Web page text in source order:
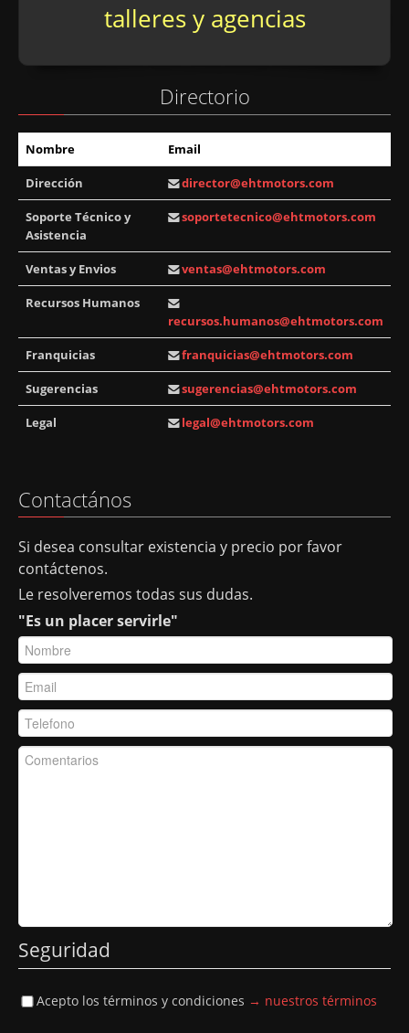
talleres y agencias
Directorio
Nombre Email
Dirección director@ehtmotors.com
Soporte Técnico y
Asistencia
soportetecnico@ehtmotors.com
Ventas y Envios ventas@ehtmotors.com
Recursos Humanos
recursos.humanos@ehtmotors.com
Franquicias franquicias@ehtmotors.com
Sugerencias sugerencias@ehtmotors.com
Legal legal@ehtmotors.com
Contactános
Si desea consultar existencia y precio por favor
contáctenos.
Le resolveremos todas sus dudas.
"Es un placer servirle"
Seguridad
Acepto los términos y condiciones → nuestros términos